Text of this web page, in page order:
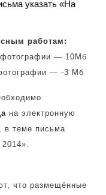
указать «На
работам:
фотографии — 10Мб
— -3 Мб
на электронную
, в теме письма
что размещённые